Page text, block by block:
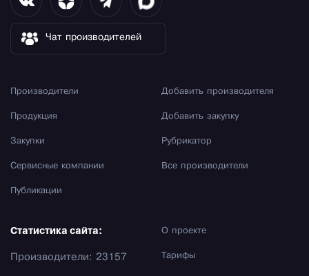
Чат производителей
Производители
Продукция
Закупки
Сервисные компании
Публикации
Добавить производителя
Добавить закупку
Рубрикатор
Все производители
О проекте
Тарифы
Статистика сайта:
Производители: 23157